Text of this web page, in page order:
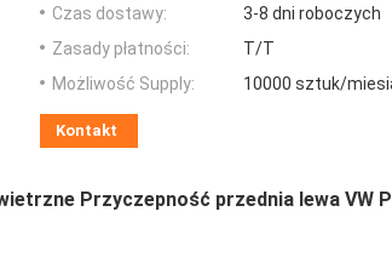
Czas dostawy:
3-8 dni roboczych
Zasady płatności:
T/T
Możliwość Supply:
10000 sztuk/
Kontakt
Przyczepność przednia lewa VW